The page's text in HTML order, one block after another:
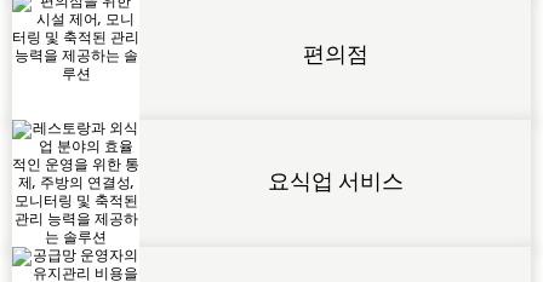
편의점
요식업 서비스